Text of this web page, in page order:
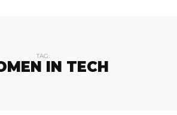
TAG:
IN TECH